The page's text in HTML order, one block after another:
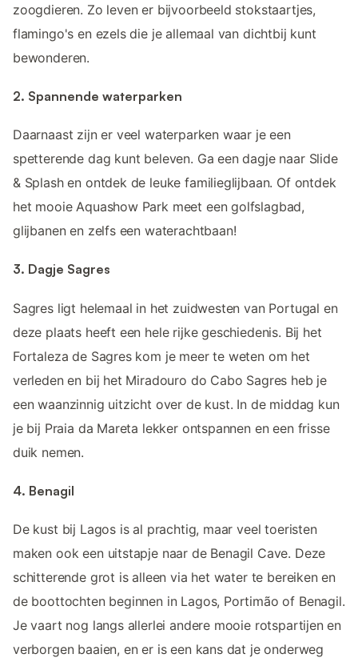
zoogdieren. Zo leven er bijvoorbeeld stokstaartjes,
flamingo's en ezels die je allemaal van dichtbij kunt
bewonderen.
2. Spannende waterparken
Daarnaast zijn er veel waterparken waar je een
spetterende dag kunt beleven. Ga een dagje naar Slide
& Splash en ontdek de leuke familieglijbaan. Of ontdek
het mooie Aquashow Park meet een golfslagbad,
glijbanen en zelfs een waterachtbaan!
3. Dagje Sagres
Sagres ligt helemaal in het zuidwesten van Portugal en
deze plaats heeft een hele rijke geschiedenis. Bij het
Fortaleza de Sagres kom je meer te weten om het
verleden en bij het Miradouro do Cabo Sagres heb je
een waanzinnig uitzicht over de kust. In de middag kun
je bij Praia da Mareta lekker ontspannen en een frisse
duik nemen.
4. Benagil
De kust bij Lagos is al prachtig, maar veel toeristen
maken ook een uitstapje naar de Benagil Cave. Deze
schitterende grot is alleen via het water te bereiken en
de boottochten beginnen in Lagos, Portimão of Benagil.
Je vaart nog langs allerlei andere mooie rotspartijen en
verborgen baaien, en er is een kans dat je onderweg